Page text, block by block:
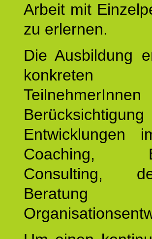
Arbeit mit
zu erlernen.
Die Ausbildung
Entwicklungen
Coaching,
Consulting,